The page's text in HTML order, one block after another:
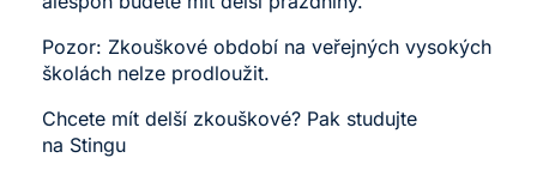
Pozor: Zkouškové období na veřejných vysokých
školách nelze prodloužit.
Chcete mít delší zkouškové? Pak studujte
na Stingu